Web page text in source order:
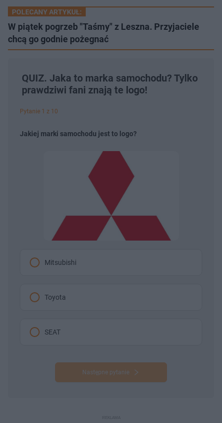
POLECANY ARTYKUŁ:
W piątek pogrzeb "Taśmy" z Leszna. Przyjaciele
chcą go godnie pożegnać
QUIZ. Jaka to marka samochodu? Tylko
prawdziwi fani znają te logo!
Pytanie 1 z 10
Jakiej marki samochodu jest to logo?
Mitsubishi
Toyota
SEAT
Następne pytanie